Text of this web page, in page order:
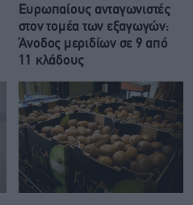
Ευρωπαίους ανταγωνιστές
στον τομέα των εξαγωγών:
Άνοδος μεριδίων σε 9 από
11 κλάδους